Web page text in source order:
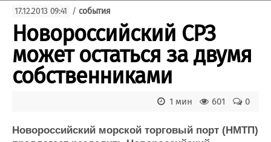
Судоходство
Судоремонт
События
Пресс-релизы
Порты
Рыболовство
ВМФ
Судостроение
Торговая площадка
17.12.2013 09:41 / события
Новороссийский СРЗ
может остаться за двумя
собственниками
0
601
1 мин
Новороссийский морской торговый порт (НМТП)